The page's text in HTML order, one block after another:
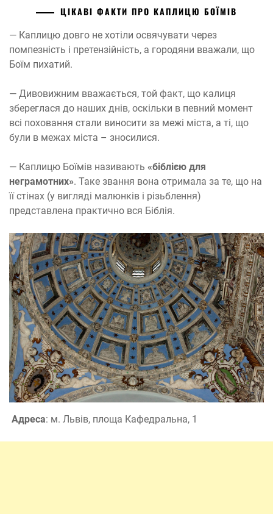
ЦІКАВІ ФАКТИ ПРО КАПЛИЦЮ БОЇМІВ
— Каплицю довго не хотіли освячувати через
помпезність і претензійність, а городяни вважали, що
Боїм пихатий.
— Дивовижним вважається, той факт, що калиця
збереглася до наших днів, оскільки в певний момент
всі поховання стали виносити за межі міста, а ті, що
були в межах міста – зносилися.
— Каплицю Боїмів називають «біблією для
неграмотних». Таке звання вона отримала за те, що на
її стінах (у вигляді малюнків і різьблення)
представлена ​​практично вся Біблія.
Адреса: м. Львів, площа Кафедральна, 1